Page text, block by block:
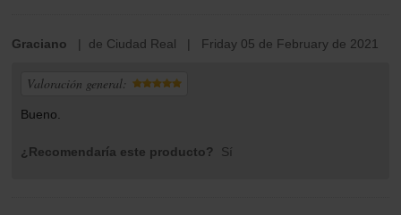
Graciano | de Ciudad Real | Friday 05 de February de 2021
Valoración general:
Bueno.
¿Recomendaría este producto? Sí